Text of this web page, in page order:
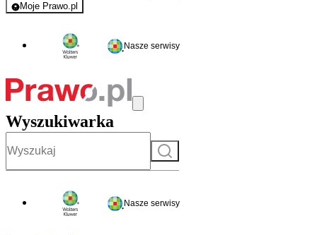
Moje Prawo.pl
- rejestracja i logowanie do serwisu
Nasze serwisy
Wyszukiwarka
Szukaj
Nasze serwisy